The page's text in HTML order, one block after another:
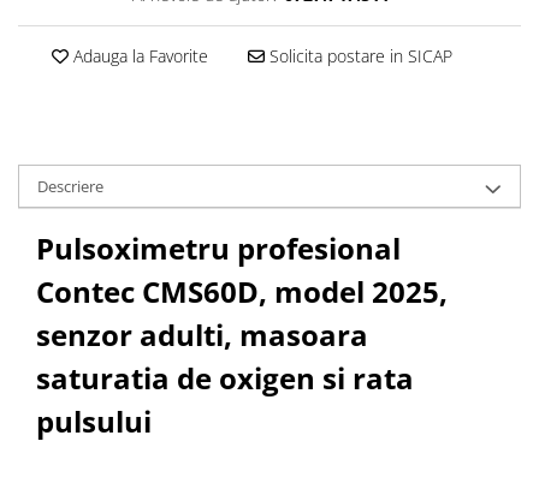
Adauga la Favorite Solicita postare in SICAP
Descriere
Pulsoximetru profesional
Contec CMS60D, model 2025,
senzor adulti, masoara
saturatia de oxigen si rata
pulsului